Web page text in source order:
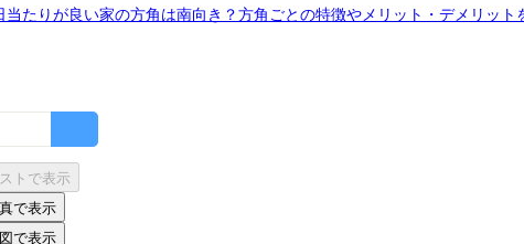
当たりが良い家の方角は南向き？方角ごとの特徴やメリット・デメリット
トで表示
で表示
で表示